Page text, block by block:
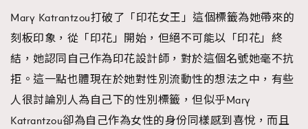
Mary Katrantzou打破了「印花女王」這個標籤為她帶來的
刻板印象，從「印花」開始，但絕不可能以「印花」終
結，她認同自己作為印花設計師，對於這個名號她毫不抗
拒。這一點也體現在於她對性別流動性的想法之中，有些
人很討論別人為自己下的性別標籤，但似乎Mary
Katrantzou卻為自己作為女性的身份同樣感到喜悅，而且